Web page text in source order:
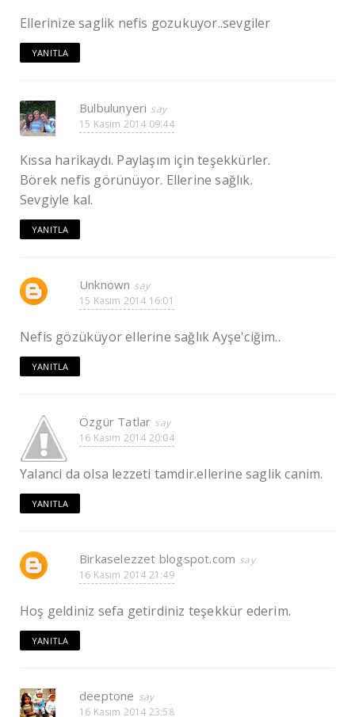
Ellerinize saglik nefis gozukuyor..sevgiler
YANITLA
Bulbulunyeri
15 Kasım 2014 09:44
Kıssa harikaydı. Paylaşım için teşekkürler.
Börek nefis görünüyor. Ellerine sağlık.
Sevgiyle kal.
YANITLA
Unknown
15 Kasım 2014 16:01
Nefis gözüküyor ellerine sağlık Ayşe'ciğim..
YANITLA
Özgür Tatlar
16 Kasım 2014 20:04
Yalanci da olsa lezzeti tamdir.ellerine saglik canim.
YANITLA
Birkaselezzet blogspot.com
16 Kasım 2014 21:49
Hoş geldiniz sefa getirdiniz teşekkür ederim.
YANITLA
deeptone
16 Kasım 2014 23:58